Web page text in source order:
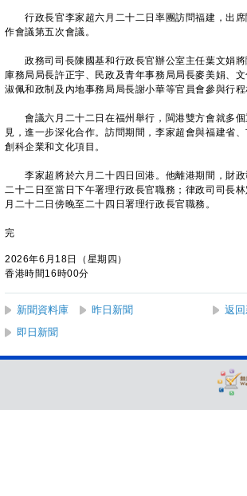
行政長官李家超六月二十二日率團訪問福建，出席
作會議第五次會議。
政務司司長陳國基和行政長官辦公室主任葉文娟將
庫務局局長許正宇、民政及青年事務局局長麥美娟、
淑佩和政制及內地事務局局長謝小華等官員會參與行程
會議六月二十二日在福州舉行，閩港雙方會就多個
見，進一步深化合作。訪問期間，李家超會與福建省
創科企業和文化項目。
李家超將於六月二十四日回港。他離港期間，財政
二十二日至當日下午署理行政長官職務；律政司司長
月二十二日傍晚至二十四日署理行政長官職務。
完
2026年6月18日（星期四）
香港時間16時00分
新聞資料庫 昨日新聞 返
即日新聞